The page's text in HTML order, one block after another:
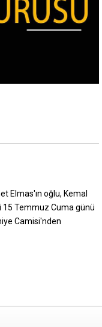
Elmas'ın oğlu, Kemal
15 Temmuz Cuma günü
Camisi'nden